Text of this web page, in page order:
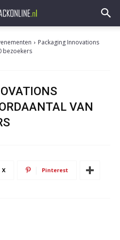
Packaging Innovations
bezoekers
VAN
X Pinterest